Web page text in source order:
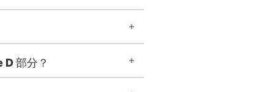
部分？